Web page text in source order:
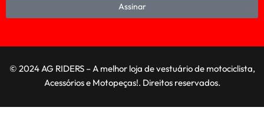
Assinar
© 2024 AG RIDERS – A melhor loja de vestuário de motociclista,
Acessórios e Motopeças!. Direitos reservados.